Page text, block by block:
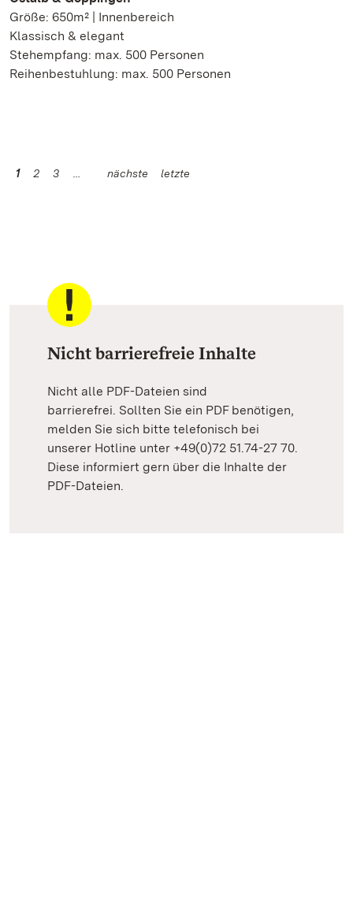
Größe: 650m² | Innenbereich
Klassisch & elegant
Stehempfang: max. 500 Personen
Reihenbestuhlung: max. 500 Personen
1 2 3 nächste letzte
Nicht barrierefreie Inhalte
Nicht alle PDF-Dateien sind
barrierefrei. Sollten Sie ein PDF benötigen,
melden Sie sich bitte telefonisch bei
unserer Hotline unter +49(0)72 51.74-27 70.
Diese informiert gern über die Inhalte der
PDF-Dateien.